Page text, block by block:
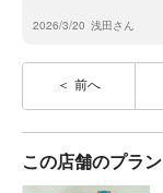
2026/3/20 浅田さん
前へ
この店舗のプラン